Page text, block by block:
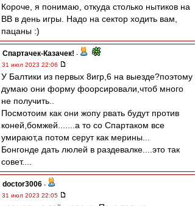
Короче, я понимаю, откуда столько нытиков на
ВВ в день игры. Надо на сектор ходить вам,
пацаны :)
Спартачек-Казачек! -
31 июл 2023 22:06
У Балтики из первых 8игр,6 на выезде?поэтому
думаю они форму фоорсировали,чтоб много
не получить..
Посмотоим как они жопу рвать будут против
коней,бомжей.......а то со Спартаком все
умирают,а потом серут как мерины...
Бонгонде дать люлей в раздевалке....это так
совет....
doctor3006 -
31 июл 2023 22:05